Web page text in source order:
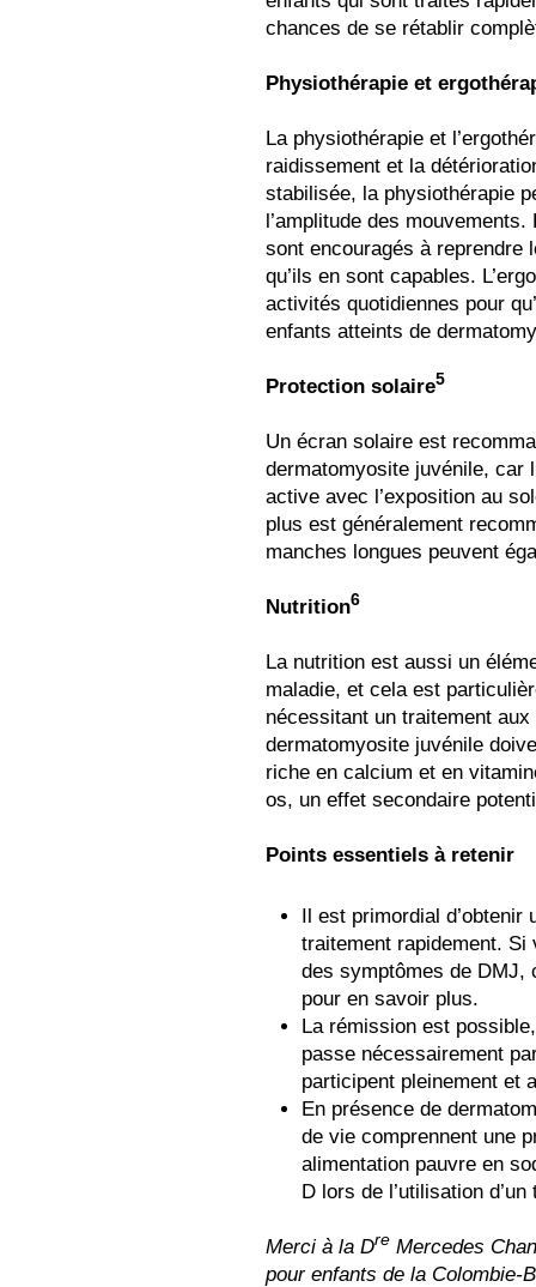
chances de se rétablir
Physiothérapie et
La physiothérapie et
raidissement et la
stabilisée, la physiothérapie
l’amplitude des
sont encouragés à reprendre
qu’ils en sont capables.
activités quotidiennes pour
enfants atteints de
Protection solaire5
Un écran solaire est
dermatomyosite juvénile, car
active avec l’exposition au
plus est généralement
manches longues peuvent
Nutrition6
La nutrition est aussi un
maladie, et cela est
nécessitant un traitement
dermatomyosite juvénile
riche en calcium et en
os, un effet secondaire
Points essentiels à retenir
Il est primordial d’obtenir
traitement rapidement. Si
des symptômes de DMJ,
pour en savoir plus.
La rémission est
passe nécessairement
participent pleinement et
En présence de
de vie comprennent une
alimentation pauvre en
D lors de l’utilisation
Merci à la Dre Mercedes
pour enfants de la Colombie-